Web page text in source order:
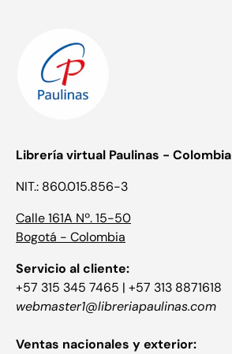
Librería virtual Paulinas - Colombia
NIT.: 860.015.856-3
Calle 161A Nº. 15-50
Bogotá - Colombia
Servicio al cliente:
+57 315 345 7465 | +57 313 8871618
webmaster1@libreriapaulinas.com
Ventas nacionales y exterior: